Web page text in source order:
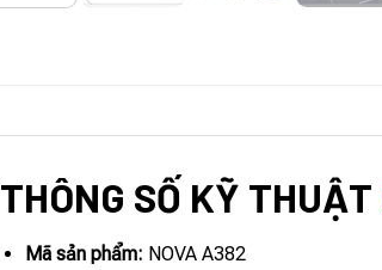
THÔNG SỐ KỸ THUẬT
Mã sản phẩm: NOVA A382